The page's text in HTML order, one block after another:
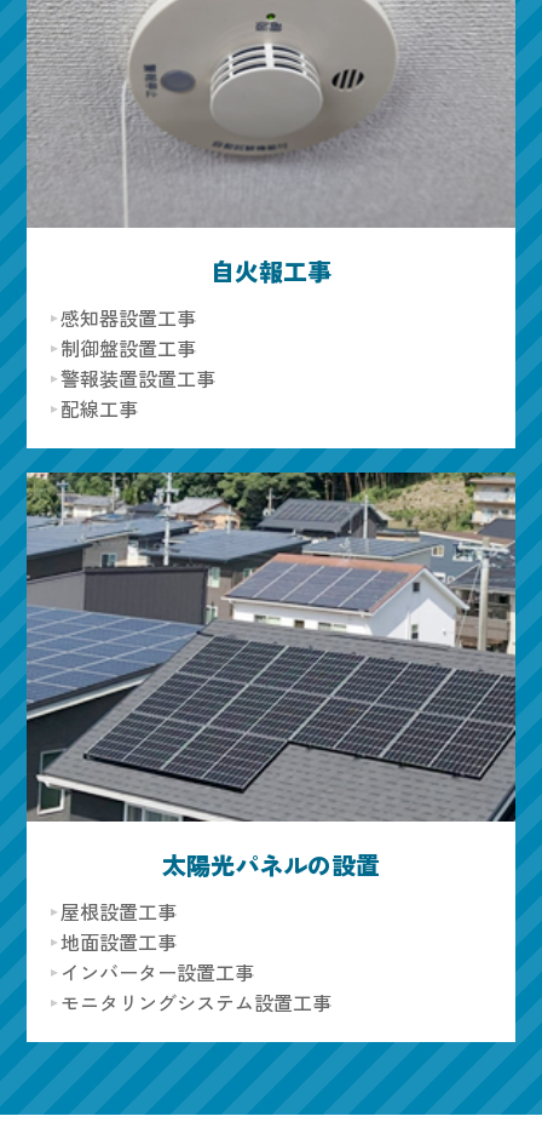
自火報工事
感知器設置工事
制御盤設置工事
警報装置設置工事
配線工事
太陽光パネルの設置
屋根設置工事
地面設置工事
インバーター設置工事
モニタリングシステム設置工事